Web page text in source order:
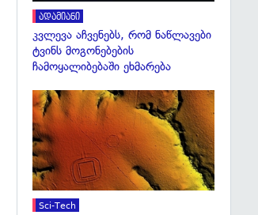
ადამიანი
კვლევა აჩვენებს, რომ ნაწლავები
ტვინს მოგონებების
ჩამოყალიბებაში ეხმარება
Sci-Tech